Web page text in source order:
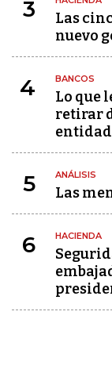
3
Las
nuevo
4 BANCOS
Lo que
retirar
5 ANÁLISIS
Las
6 HACIENDA